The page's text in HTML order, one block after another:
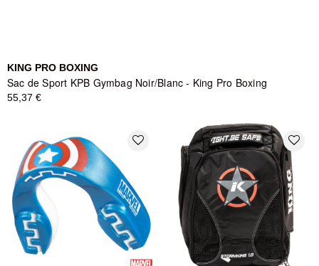
KING PRO BOXING
Sac de Sport KPB Gymbag Noir/Blanc - King Pro Boxing
55,37 €
favorite_border favorite_border